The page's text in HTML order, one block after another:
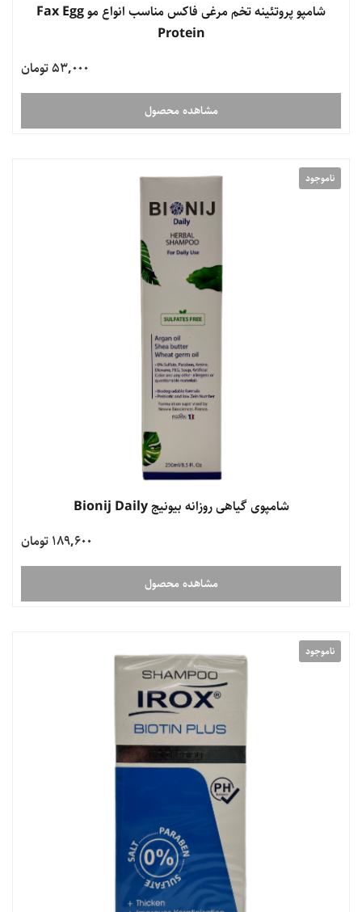
شامپو پروتئینه تخم مرغی فاکس مناسب انواع مو Fax Egg
Protein
53,000 تومان
مشاهده محصول
ناموجود
شامپوی گیاهی روزانه بیونیج Bionij Daily
189,600 تومان
مشاهده محصول
ناموجود